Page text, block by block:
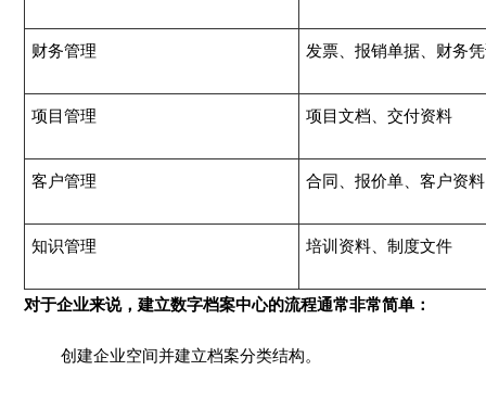
财务管理 发票、报销单据、财务
项目管理 项目文档、交付资料
客户管理 合同、报价单、客户资料
知识管理 培训资料、制度文件
对于企业来说，建立数字档案中心的流程通常非常简单：
创建企业空间并建立档案分类结构。